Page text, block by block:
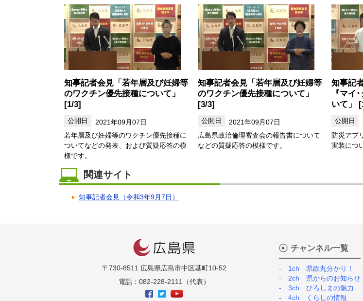
知事記者会見「若年層及び妊婦等
のワクチン優先接種について」
[1/3]
2021年09月07日
若年層及び妊婦等のワクチン優先接種に
ついてなどの発表、および質疑応答の模
様です。
知事記者会見「若年層及び妊婦等
のワクチン優先接種について」
[3/3]
2021年09月07日
広島県政治倫理審査会の報告書について
などの質疑応答の模様です。
知事記
『マイ
いて」
防災アプ
実装につ
関連サイト
知事記者会見（令和3年9月7日）
〒730-8511 広島県広島市中区基町10-52
電話：082-228-2111（代表）
チャンネル一覧
1ch 県政丸分かり！
2ch 県からのお知らせ
3ch ひろしまの魅力
4ch くらしの情報